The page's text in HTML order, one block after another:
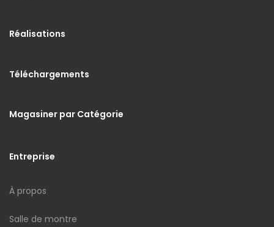
Réalisations
Téléchargements
Magasiner par Catégorie
Entreprise
À propos
Salle de montre